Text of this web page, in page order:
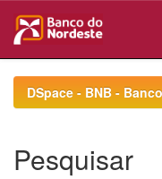
navigationDSpace - BNB -
Pesquisar